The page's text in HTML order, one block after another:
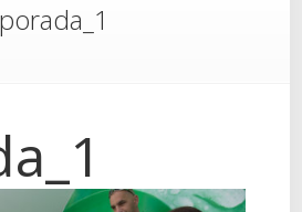
porada_1